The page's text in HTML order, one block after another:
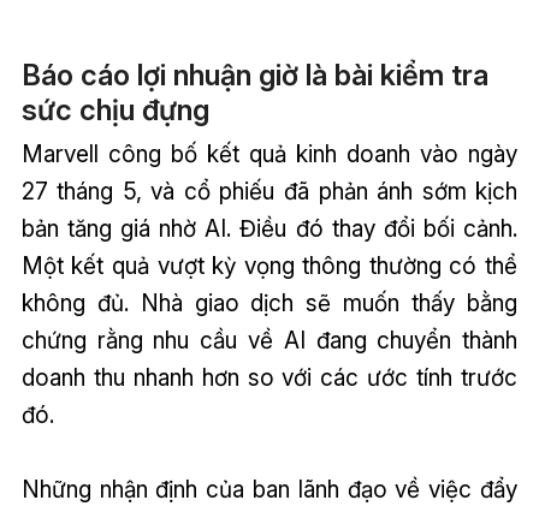
Báo cáo lợi nhuận giờ là bài kiểm tra
sức chịu đựng
Marvell công bố kết quả kinh doanh vào ngày
27 tháng 5, và cổ phiếu đã phản ánh sớm kịch
bản tăng giá nhờ AI. Điều đó thay đổi bối cảnh.
Một kết quả vượt kỳ vọng thông thường có thể
không đủ. Nhà giao dịch sẽ muốn thấy bằng
chứng rằng nhu cầu về AI đang chuyển thành
doanh thu nhanh hơn so với các ước tính trước
đó.
Những nhận định của ban lãnh đạo về việc đẩy